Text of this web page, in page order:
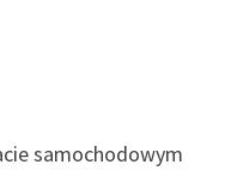
samochodowym